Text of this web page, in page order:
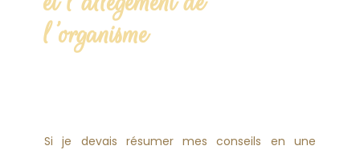
l'organisme
Si je devais résumer mes conseils en une